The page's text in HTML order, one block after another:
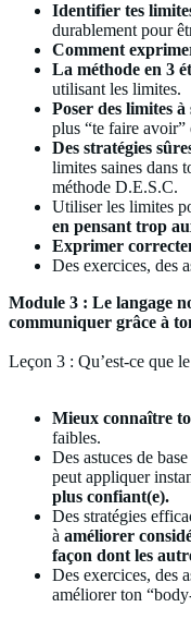
Identifier tes
durablement pour
Comment
La méthode en 3
utilisant les limites.
Poser des limites
plus “te faire avoir”
Des stratégies
limites saines dans
méthode D.E.S.C.
Utiliser les limites
en pensant trop
Exprimer
Des exercices, des
Module 3 : Le langage
communiquer grâce à
Leçon 3 : Qu’est-ce que
Mieux connaître
faibles.
Des astuces de
peut appliquer
plus confiant(e).
Des stratégies
à améliorer
façon dont les
Des exercices, des
améliorer ton